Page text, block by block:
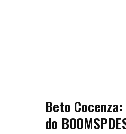
Beto
do